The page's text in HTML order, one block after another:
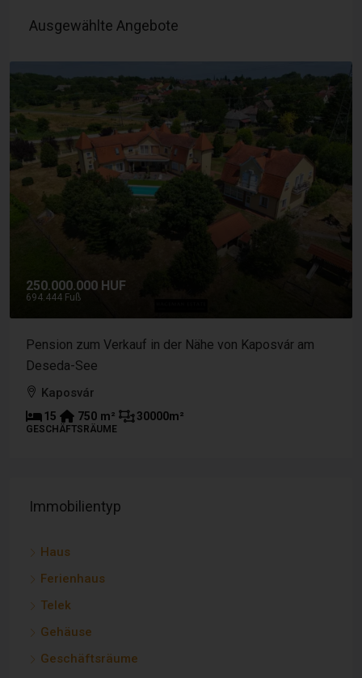
Ausgewählte Angebote
9.500.000 HUF
26,389 Fuß
Baugrundstück zum Verkauf Somogyacsa – 1,2 ha
Panorama
Bezirk Tabi
- - - m² 12000
TELEK
Immobilientyp
Haus
Ferienhaus
Telek
Gehäuse
Geschäftsräume